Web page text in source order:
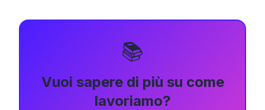
📚
Vuoi sapere di più su come
lavoriamo?